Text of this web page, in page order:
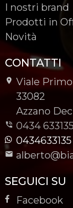
I nostri brand
Prodotti in
Novità
CONTATTI
Viale
-
33082
-
Azzano
0434 633135
0434633135
SEGUICI SU
Facebook